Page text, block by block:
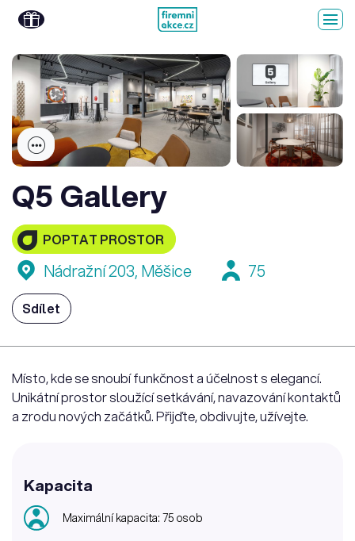
Q5 Gallery
POPTAT PROSTOR
Nádražní 203, Měšice 75
Sdílet
Místo, kde se snoubí funkčnost a účelnost s elegancí.
Unikátní prostor sloužící setkávání, navazování kontaktů
a zrodu nových začátků. Přijďte, obdivujte, užívejte.
Kapacita
Maximální kapacita: 75 osob